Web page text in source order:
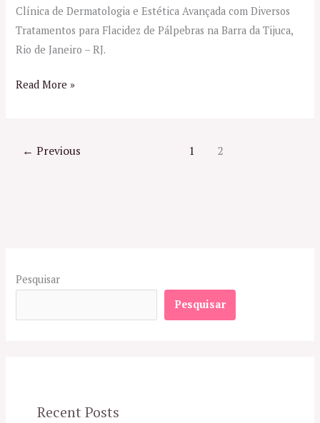
Clínica de Dermatologia e Estética Avançada com Diversos
Tratamentos para Flacidez de Pálpebras na Barra da Tijuca,
Rio de Janeiro – RJ.
Jovem
Read More »
← Previous 1 2
Pesquisar
Pesquisar
Recent Posts